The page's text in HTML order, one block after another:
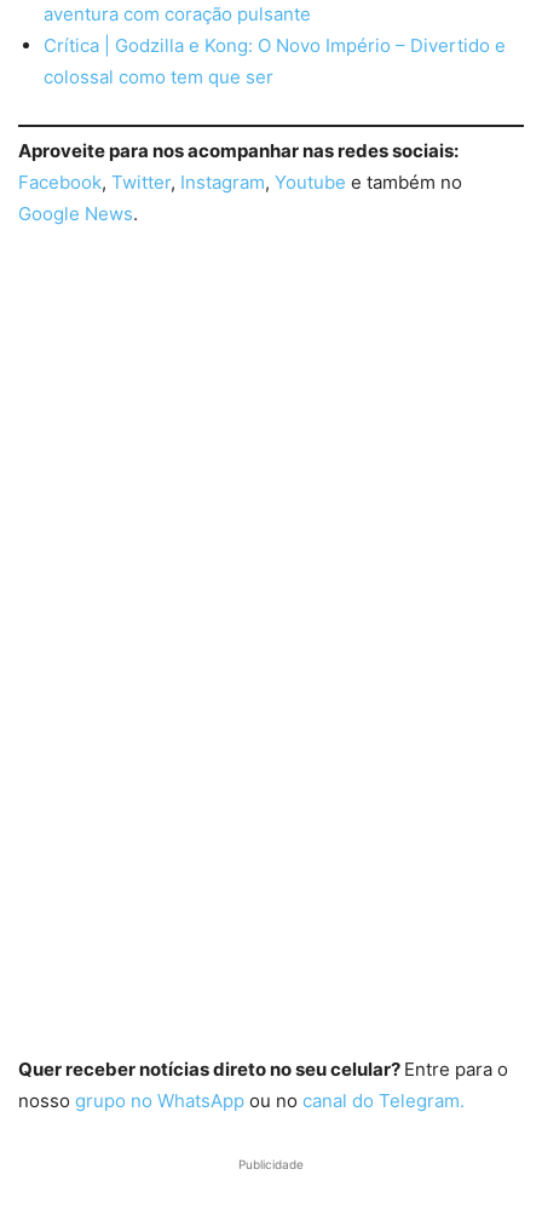
aventura com coração pulsante
Crítica | Godzilla e Kong: O Novo Império – Divertido e
colossal como tem que ser
Aproveite para nos acompanhar nas redes sociais:
Facebook, Twitter, Instagram, Youtube e também no
Google News.
Quer receber notícias direto no seu celular? Entre para o
nosso grupo no WhatsApp ou no canal do Telegram.
Publicidade